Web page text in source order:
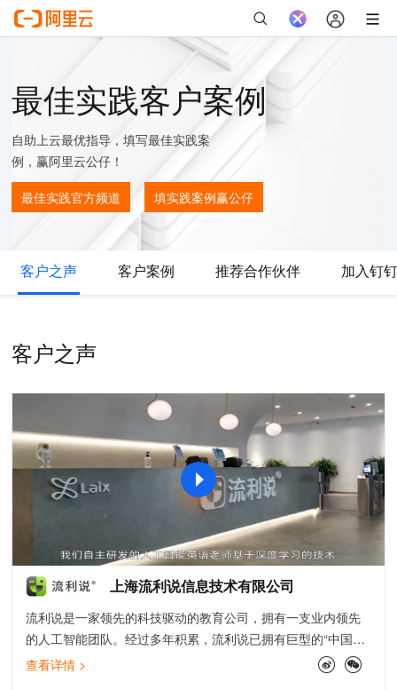
最佳实践客户案例
自助上云最优指导，填写最佳实践案
例，赢阿里云公仔！
最佳实践官方频道 填实践案例赢公仔
客户之声 客户案例 推荐合作伙伴 加入钉
客户之声
上海流利说信息技术有限公司
流利说是一家领先的科技驱动的教育公司，拥有一支业内领先
的人工智能团队。经过多年积累，流利说已拥有巨型的“中国人
英语语音数据库”，截止至2019年6月30日，已累积实现记录大
查看详情 >